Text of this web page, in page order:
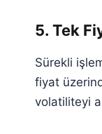
5. Tek
Sürekli
fiyat
volatiliteyi